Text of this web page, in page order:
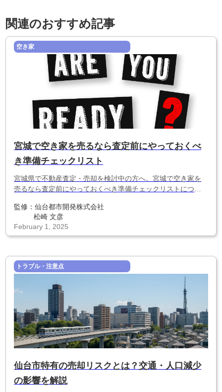
関連のおすすめ記事
空き家
宮城で空き家を売るなら査定前にやっておくべ
き準備チェックリスト
宮城県で不動産査定・売却を検討中の方へ。宮城で空き家を
売るなら査定前にやっておくべき準備チェックリストについ
監修：仙台都市開発株式会社
松崎 文彦
February 1, 2025
トラブル・注意点
仙台市特有の売却リスクとは？交通・人口減少
の影響を解説